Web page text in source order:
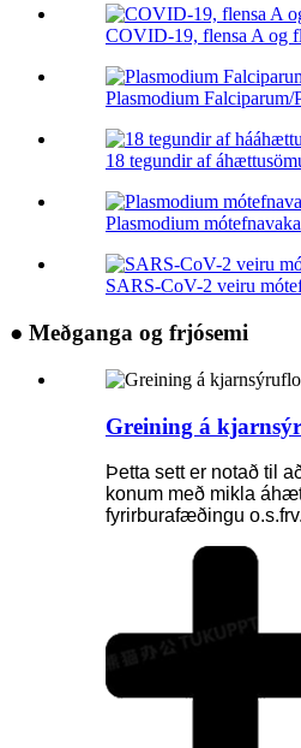
COVID-19, flensa A og
Plasmodium
18 tegundir af
Plasmodium mótefnavaka
SARS-CoV-2 veiru
● Meðganga og frjósemi
Greining á
Þetta sett er notað til
konum með mikla
fyrirburafæðingu o.s.frv.